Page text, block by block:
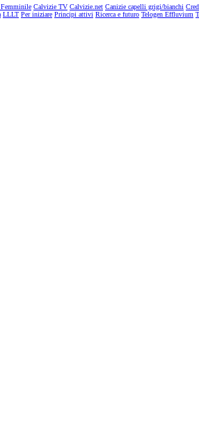
Calvizie TV Calvizie.net Canizie capelli grigi/bianchi
LLLT Per iniziare Principi attivi Ricerca e futuro Telogen Effluvium